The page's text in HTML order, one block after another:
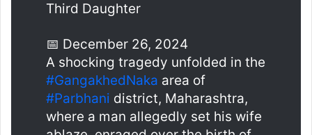
Third Daughter
📅 December 26, 2024
A shocking tragedy unfolded in the
#GangakhedNaka area of
#Parbhani district, Maharashtra,
where a man allegedly set his wife